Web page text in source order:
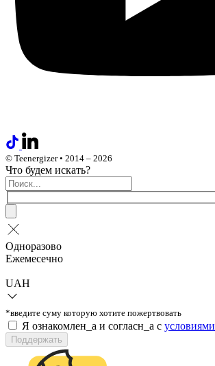
© Teenergizer • 2014 – 2026
Что будем искать?
Одноразово
Ежемесечно
UAH
*введите суму которую хотите пожертвовать
Я ознакомлен_а и согласн_а c условиями
Поддержать